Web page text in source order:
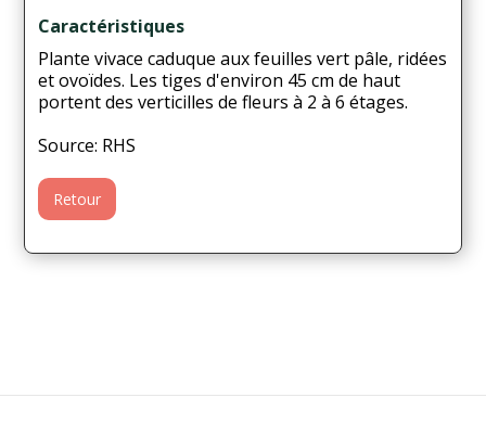
Caractéristiques
Plante vivace caduque aux feuilles vert pâle, ridées
et ovoïdes. Les tiges d'environ 45 cm de haut
portent des verticilles de fleurs à 2 à 6 étages.
Source: RHS
Retour